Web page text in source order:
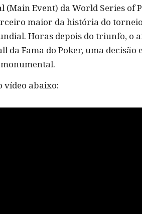
Event) da World Series of
maior da história do
Horas depois do triunfo,
da Fama do Poker, uma
vídeo abaixo: